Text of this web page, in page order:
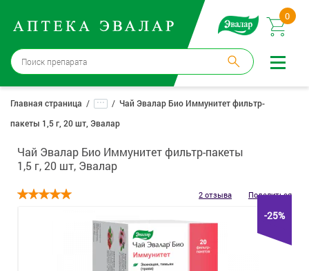
0
Санкт-Петербург→ 3 аптеки
Войти |
Регистрация
Доставка и оплата
Способ получения:
,изменить
Главная страница ...
Чай Эвалар Био Иммунитет фильтр-
пакеты 1,5 г, 20 шт, Эвалар
Чай Эвалар Био Иммунитет фильтр-пакеты
1,5 г, 20 шт, Эвалар
2 отзыва Поделиться
-25%